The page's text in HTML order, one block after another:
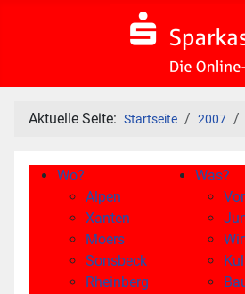
Aktuelle Seite: Startseite 2007
Wo?
Alpen
Xanten
Moers
Sonsbeck
Rheinberg
Was?